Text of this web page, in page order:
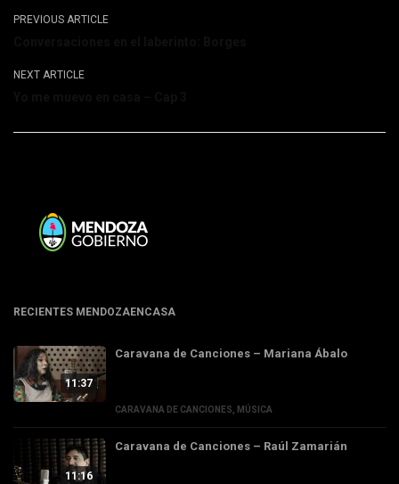
PREVIOUS ARTICLE
NEXT ARTICLE
RECIENTES MENDOZAENCASA
11:37
Caravana de Canciones – Mariana Ábalo
CARAVANA DE CANCIONES MÚSICA
11:16
Caravana de Canciones – Raúl Zamarián